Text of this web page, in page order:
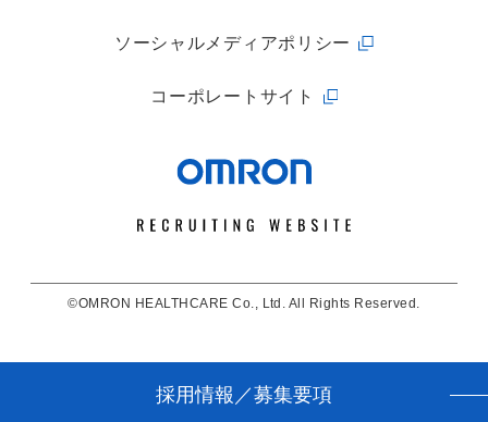
採用情報／募集要項
ソーシャルメディアポリシー
コーポレートサイト
©OMRON HEALTHCARE Co., Ltd. All Rights Reserved.